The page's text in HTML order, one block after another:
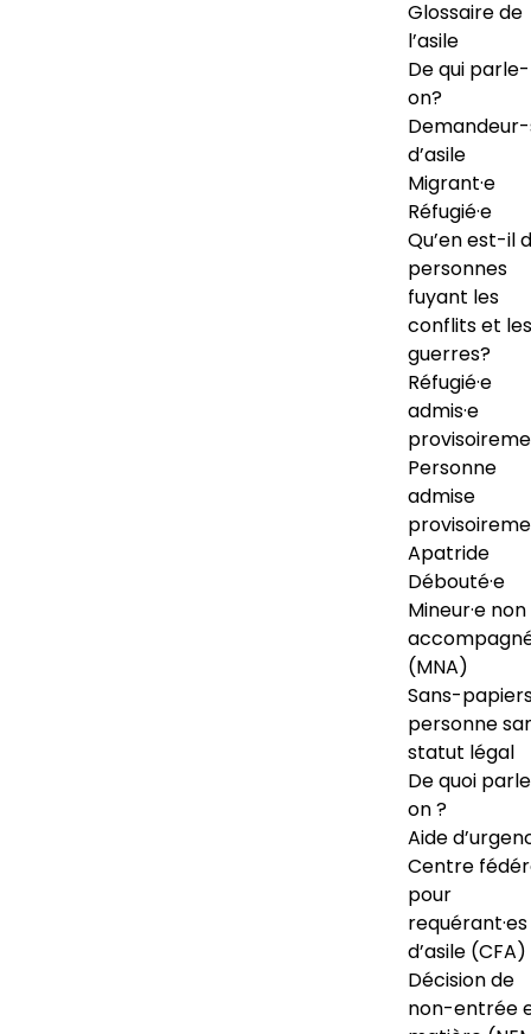
Glossaire de
l’asile
De qui
on?
d’asile
Migrant·e
Réfugié·e
Qu’en est-il
personnes
fuyant les
conflits et les
guerres?
Réfugié·e
admis·e
Personne
admise
Apatride
Débouté·e
Mineur·e non
(MNA)
Sans-
personne
statut légal
De quoi
on ?
Aide
Centre
pour
requérant·es
d’asile (CFA)
Décision de
non-entrée